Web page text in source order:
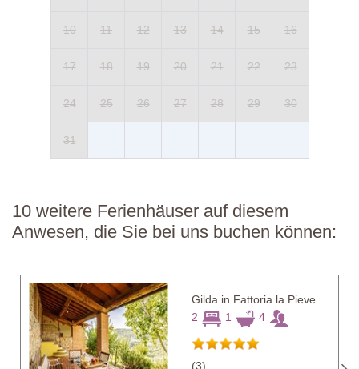
10 11 12 13 14 15 16
17 18 19 20 21 22 23
24 25 26 27 28 29 30
31
10 weitere Ferienhäuser auf diesem
Anwesen, die Sie bei uns buchen können:
Gilda in Fattoria la Pieve
2
1 4
(3)